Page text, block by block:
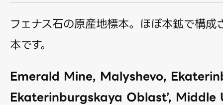
フェナス石の原産地標本。ほぼ本鉱で構成
本です。
Emerald Mine, Malyshevo,
Ekaterinburgskaya Oblast’, Middle